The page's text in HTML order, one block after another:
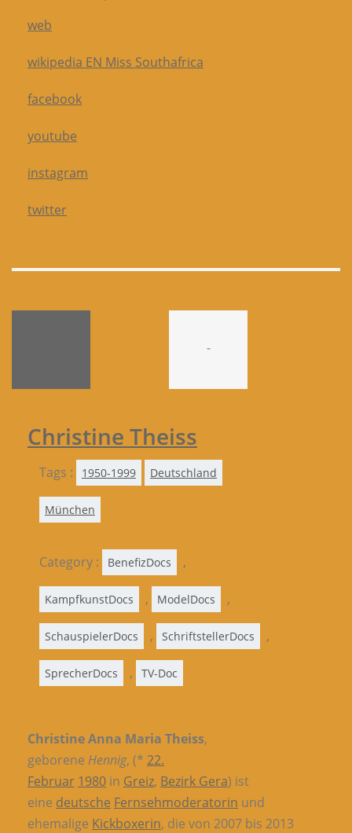
web
wikipedia EN Miss Southafrica
facebook
youtube
instagram
twitter
-
Christine Theiss
Tags : 1950-1999 Deutschland
München
Category : BenefizDocs ,
KampfkunstDocs , ModelDocs ,
SchauspielerDocs , SchriftstellerDocs ,
SprecherDocs , TV-Doc
Christine Anna Maria Theiss,
geborene Hennig, (* 22.
Februar 1980 in Greiz, Bezirk Gera) ist
eine deutsche Fernsehmoderatorin und
ehemalige Kickboxerin, die von 2007 bis 2013